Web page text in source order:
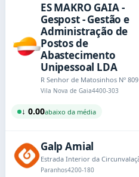
ES MAKRO GAIA -
Gespost - Gestão e
Administração de
Postos de
Abastecimento
Unipessoal LDA
R Senhor de Matosinhos Nº 809
Vila Nova de Gaia4400-303
↓ 0.00abaixo da média
Galp Amial
Paranhos4200-180